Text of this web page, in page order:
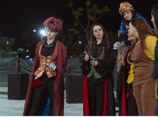
Güncel
Gündem
KKTC
KKTC YEREL SEÇİM 2018